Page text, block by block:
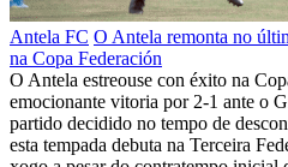
Antela FC O Antela remonta no
na Copa Federación
O Antela estreouse con éxito na
emocionante vitoria por 2-1 ante o
partido decidido no tempo de
esta tempada debuta na Terceira